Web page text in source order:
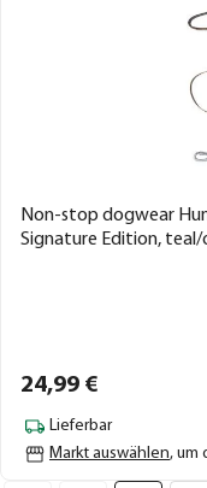
Non-stop dogwear
Signature Edition, teal/
24,99 €
Lieferbar
Markt auswählen, um